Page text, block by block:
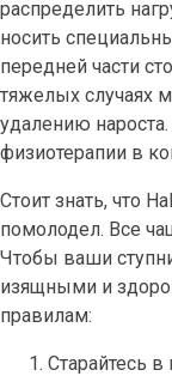
распределить
носить
передней части
тяжелых случаях
удалению
физиотерапии в
Стоит знать, что
помолодел. Все
Чтобы ваши
изящными и
правилам:
Старайтесь